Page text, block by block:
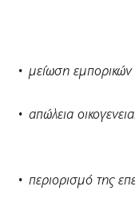
• μείωση εμπορικών
• απώλεια
• περιορισμό της